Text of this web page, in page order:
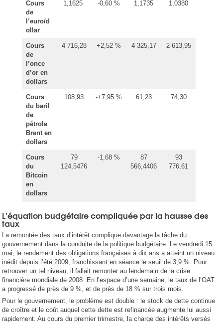
Cours
de
l’euro/d
ollar
1,1625 -0,60 % 1,1735 1,0380
Cours
de
l’once
d’or en
dollars
4 716,28 +2,52 % 4 325,17 2 613,95
Cours
du baril
de
pétrole
Brent en
dollars
108,93 -+7,95 % 61,23 74,30
Cours
du
Bitcoin
en
dollars
79
124,5476
-1,68 %
87
566,4406
93
776,61
L’équation budgétaire compliquée par la hausse des
taux
La remontée des taux d’intérêt complique davantage la tâche du
gouvernement dans la conduite de la politique budgétaire. Le vendredi 15
mai, le rendement des obligations françaises à dix ans a atteint un niveau
inédit depuis l’été 2009, franchissant en séance le seuil de 3,9 %. Pour
retrouver un tel niveau, il fallait remonter au lendemain de la crise
financière mondiale de 2008. En l’espace d’une semaine, le taux de l’OAT
a progressé de près de 9 %, et de près de 18 % sur trois mois.
Pour le gouvernement, le problème est double : le stock de dette continue
de croître et le coût auquel cette dette est refinancée augmente lui aussi
rapidement. Au cours du premier trimestre, la charge des intérêts versés